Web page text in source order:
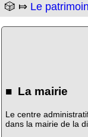
🎲 ⤇ Le
■ La mairie
Le centre
dans la mairie de la